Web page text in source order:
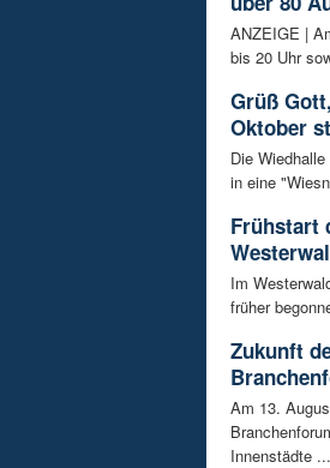
ANZEIGE |
bis 20 Uhr
Grüß
Oktober
Die
in eine
Frühstart
Im
früher
Zukunft
Am 13.
Innenstädte ...